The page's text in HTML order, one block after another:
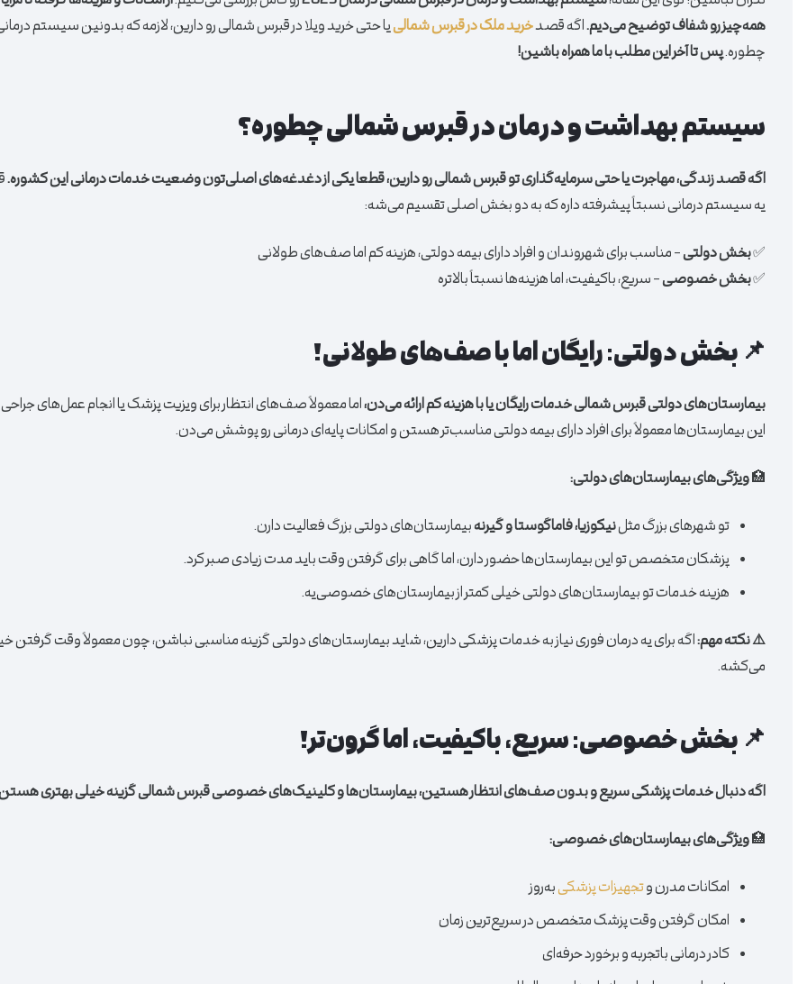
همه‌چیز رو شفاف توضیح می‌دیم.اگه قصدخرید ملک در قبرس شمالییا حتی خرید ویلا در قبرس شمالیرو دارین، لازمه که بدونین سیستم
چطوره.پس تا آخر این مطلب با ما همراه باشین!
سیستم بهداشت و درمان در قبرس شمالی چطوره؟
اگه قصد زندگی، مهاجرت یا حتی سرمایه‌گذاری تو قبرس شمالی رو دارین، قطعا یکی از دغدغه‌های اصلی‌تون وضعیت خدمات درمانی این کشوره.
یه سیستم درمانی نسبتاً پیشرفته داره که به دو بخش اصلی تقسیم می‌شه:
✅بخش دولتی– مناسب برای شهروندان و افراد دارای بیمه دولتی، هزینه کم اما صف‌های طولانی
✅بخش خصوصی– سریع، باکیفیت، اما هزینه‌ها نسبتاً بالاتره
📌 بخش دولتی: رایگان اما با صف‌های طولانی!
بیمارستان‌های دولتی قبرس شمالی خدمات رایگان یا با هزینه کم ارائه می‌دن،اما معمولاً صف‌های انتظار برای ویزیت پزشک یا انجام عمل‌های
این بیمارستان‌ها معمولاً برای افراد دارای بیمه دولتی مناسب‌تر هستن و امکانات پایه‌ای درمانی رو پوشش می‌دن.
🏥ویژگی‌های بیمارستان‌های دولتی:
تو شهرهای بزرگ مثلنیکوزیا، فاماگوستا و گیرنهبیمارستان‌های دولتی بزرگ فعالیت دارن.
پزشکان متخصص تو این بیمارستان‌ها حضور دارن، اما گاهی برای گرفتن وقت باید مدت زیادی صبر کرد.
هزینه خدمات تو بیمارستان‌های دولتی خیلی کمتر از بیمارستان‌های خصوصی‌یه.
⚠️ نکته مهم:اگه برای یه درمان فوری نیاز به خدمات پزشکی دارین، شاید بیمارستان‌های دولتی گزینه مناسبی نباشن، چون معمولاً وقت گرفتن
می‌کشه.
📌 بخش خصوصی: سریع، باکیفیت، اما گرون‌تر!
اگه دنبال خدمات پزشکی سریع و بدون صف‌های انتظار هستین، بیمارستان‌ها و کلینیک‌های خصوصی قبرس شمالی گزینه خیلی بهتری
🏥ویژگی‌های بیمارستان‌های خصوصی:
امکانات مدرن وتجهیزات پزشکیبه‌روز
امکان گرفتن وقت پزشک متخصص در سریع‌ترین زمان
کادر درمانی باتجربه و برخورد حرفه‌ای